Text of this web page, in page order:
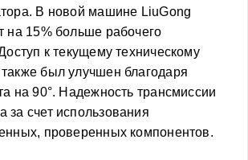
В новой машине LiuGong
на 15% больше рабочего
к текущему техническому
был улучшен благодаря
на 90°. Надежность трансмиссии
счет использования
проверенных компонентов.